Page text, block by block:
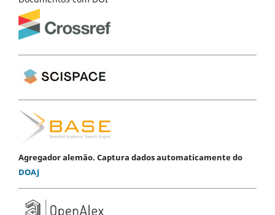
Agregador alemão. Captura dados automaticamente do
DOAJ